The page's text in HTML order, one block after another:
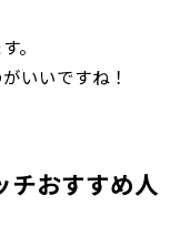
。
いいですね！
チおすすめ人